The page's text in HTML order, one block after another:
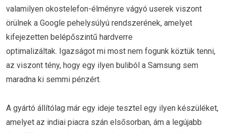
valamilyen okostelefon-élményre vágyó userek viszont
örülnek a Google pehelysúlyú rendszerének, amelyet
kifejezetten belépőszintű hardverre
optimalizáltak. Igazságot mi most nem fogunk köztük tenni,
az viszont tény, hogy egy ilyen buliból a Samsung sem
maradna ki semmi pénzért.
A gyártó állítólag már egy ideje tesztel egy ilyen készüléket,
amelyet az indiai piacra szán elsősorban, ám a legújabb